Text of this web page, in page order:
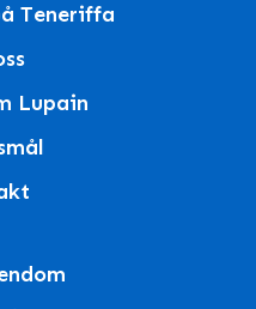
Teneriffa
Lupain